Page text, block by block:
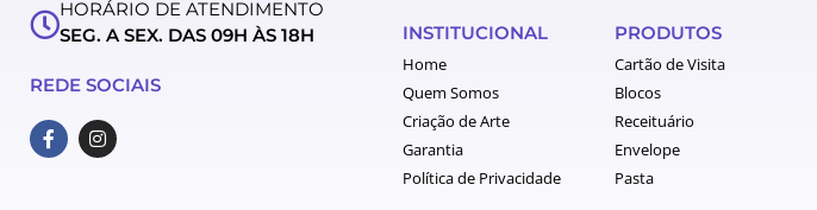
HORÁRIO DE ATENDIMENTO
SEG. A SEX. DAS 09H ÀS 18H
REDE SOCIAIS
F
a
c
I
n
s
INSTITUCIONAL
Home
Quem Somos
Criação de Arte
Garantia
Política de Privacidade
PRODUTOS
Cartão de Visita
Blocos
Receituário
Envelope
Pasta